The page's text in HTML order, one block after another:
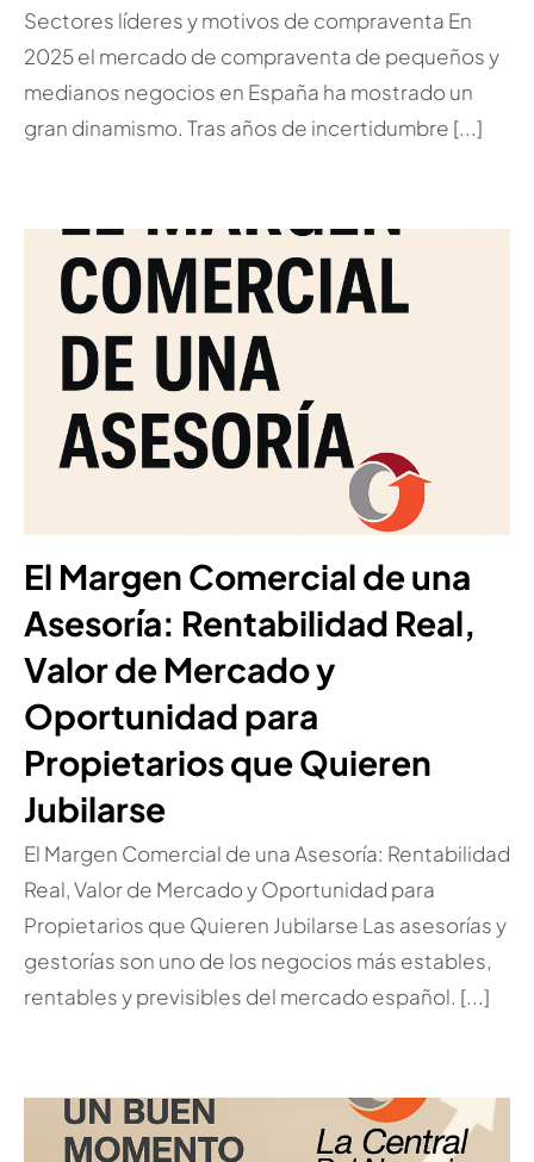
Sectores líderes y motivos de compraventa En
2025 el mercado de compraventa de pequeños y
medianos negocios en España ha mostrado un
gran dinamismo. Tras años de incertidumbre [...]
El Margen Comercial de una
Asesoría: Rentabilidad Real,
Valor de Mercado y
Oportunidad para
Propietarios que Quieren
Jubilarse
El Margen Comercial de una Asesoría: Rentabilidad
Real, Valor de Mercado y Oportunidad para
Propietarios que Quieren Jubilarse Las asesorías y
gestorías son uno de los negocios más estables,
rentables y previsibles del mercado español. [...]